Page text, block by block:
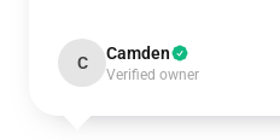
C Camden
Verified owner